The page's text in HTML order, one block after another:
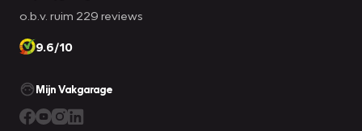
o.b.v. ruim 229 reviews
9.6/10
Mijn Vakgarage